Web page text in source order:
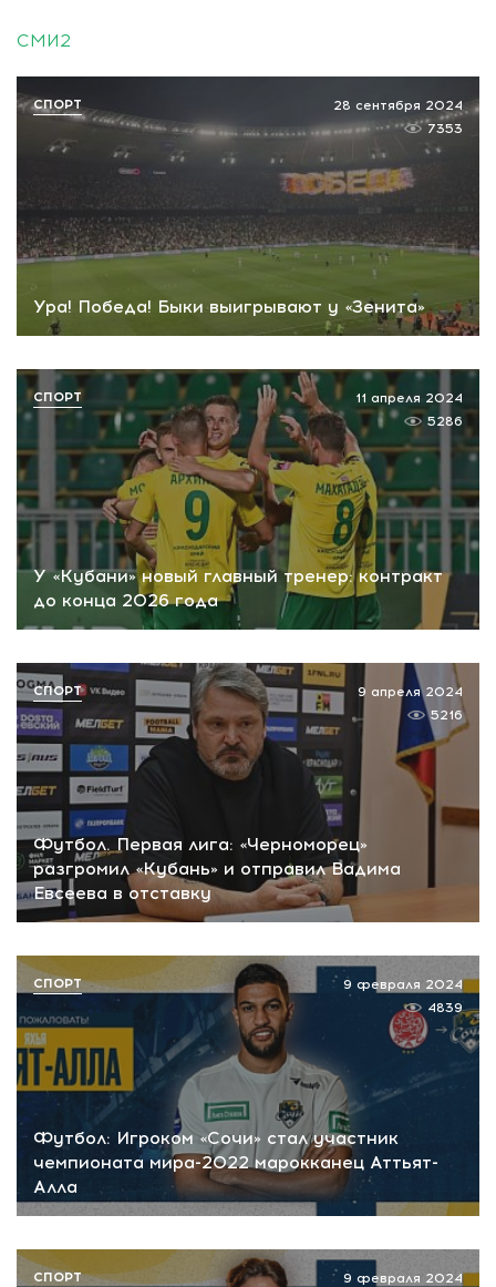
СМИ2
Ура! Победа! Быки выигрывают у «Зенита»
28 сентября 2024
7353
СПОРТ
У «Кубани» новый главный тренер: контракт
до конца 2026 года
11 апреля 2024
5286
СПОРТ
Футбол. Первая лига: «Черноморец»
разгромил «Кубань» и отправил Вадима
Евсеева в отставку
9 апреля 2024
5216
СПОРТ
Футбол: Игроком «Сочи» стал участник
чемпионата мира-2022 марокканец Аттьят-
Алла
9 февраля 2024
4839
СПОРТ
9 февраля 2024
СПОРТ